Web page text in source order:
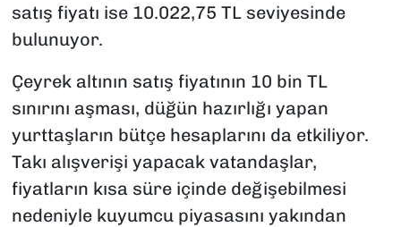
satış fiyatı ise 10.022,75 TL seviyesinde
bulunuyor.
Çeyrek altının satış fiyatının 10 bin TL
sınırını aşması, düğün hazırlığı yapan
yurttaşların bütçe hesaplarını da etkiliyor.
Takı alışverişi yapacak vatandaşlar,
fiyatların kısa süre içinde değişebilmesi
nedeniyle kuyumcu piyasasını yakından